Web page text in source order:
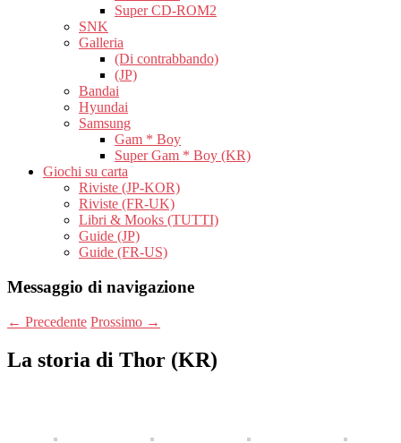
Super CD-ROM2
SNK
Galleria
(Di contrabbando)
(JP)
Bandai
Hyundai
Samsung
Gam * Boy
Super Gam * Boy (KR)
Giochi su carta
Riviste (JP-KOR)
Riviste (FR-UK)
Libri & Mooks (TUTTI)
Guide (JP)
Guide (FR-US)
Messaggio di navigazione
← Precedente Prossimo →
La storia di Thor (KR)